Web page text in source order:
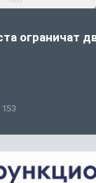
ограничат
153